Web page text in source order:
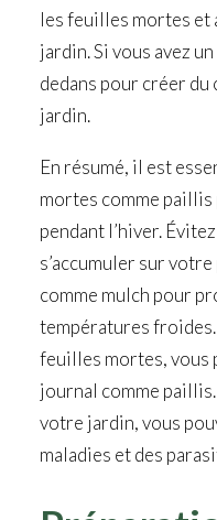
les feuilles mortes et
jardin. Si vous avez
dedans pour créer
jardin.
En résumé, il est
mortes comme
pendant l’hiver.
s’accumuler sur
comme mulch pour
températures froides.
feuilles mortes, vous
journal comme
votre jardin, vous
maladies et des